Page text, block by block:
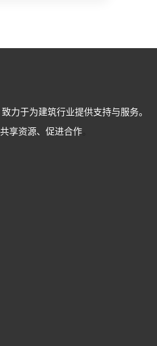
力于为建筑行业提供支持与服务。
享资源、促进合作